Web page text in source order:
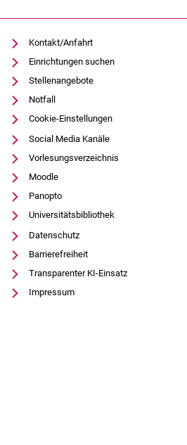
Kontakt/Anfahrt
Einrichtungen suchen
Stellenangebote
Notfall
Cookie-Einstellungen
Social Media Kanäle
Vorlesungsverzeichnis
Moodle
Panopto
Universitätsbibliothek
Datenschutz
Barrierefreiheit
Transparenter KI-Einsatz
Impressum